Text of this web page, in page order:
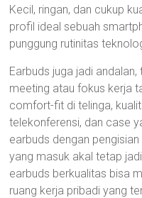
Kecil, ringan, dan cukup
profil ideal sebuah
punggung rutinitas
Earbuds juga jadi
meeting atau fokus kerja
comfort-fit di telinga,
telekonferensi, dan case
earbuds dengan
yang masuk akal tetap
earbuds berkualitas bisa
ruang kerja pribadi yang